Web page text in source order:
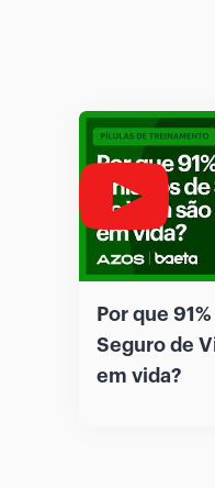
Por que
Seguro de
em vida?